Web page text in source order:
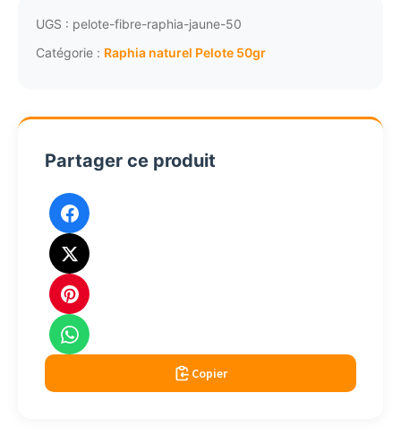
raphia
fibre
50g
UGS : pelote-fibre-raphia-jaune-50
Catégorie : Raphia naturel Pelote 50gr
Partager ce produit
Copier